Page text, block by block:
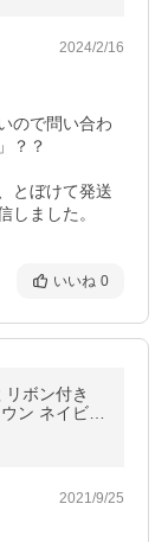
2024/2/16
ので問い合わ
？？
とぼけて発送
しました。
いいね 0
ボン付き
ン ネイビー
XL LL 大き
2021/9/25